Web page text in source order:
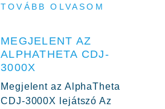
TOVÁBB OLVASOM
MEGJELENT AZ
ALPHATHETA CDJ-
3000X
Megjelent az AlphaTheta
CDJ-3000X lejátszó Az